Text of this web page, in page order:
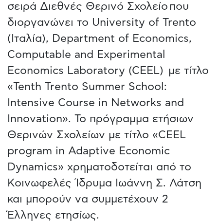
σειρά Διεθνές Θερινό Σχολείο που
διοργανώνει το University of Trento
(Ιταλία), Department of Economics,
Computable and Experimental
Economics Laboratory (CEEL) με τίτλο
«Tenth Trento Summer School:
Intensive Course in Networks and
Innovation». Το πρόγραμμα ετήσιων
Θερινών Σχολείων με τίτλο «CEEL
program in Adaptive Economic
Dynamics» χρηματοδοτείται από το
Κοινωφελές Ίδρυμα Ιωάννη Σ. Λάτση
και μπορούν να συμμετέχουν 2
Έλληνες ετησίως.